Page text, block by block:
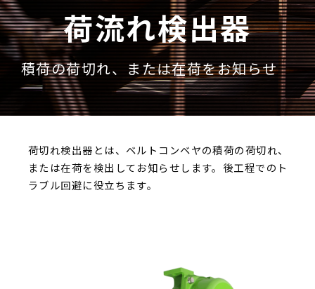
荷流れ検出器
積荷の荷切れ、または在荷をお知らせ
荷切れ検出器とは、ベルトコンベヤの積荷の荷切れ、
または在荷を検出してお知らせします。後工程でのト
ラブル回避に役立ちます。